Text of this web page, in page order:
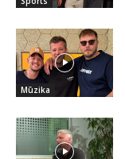
Mūzika